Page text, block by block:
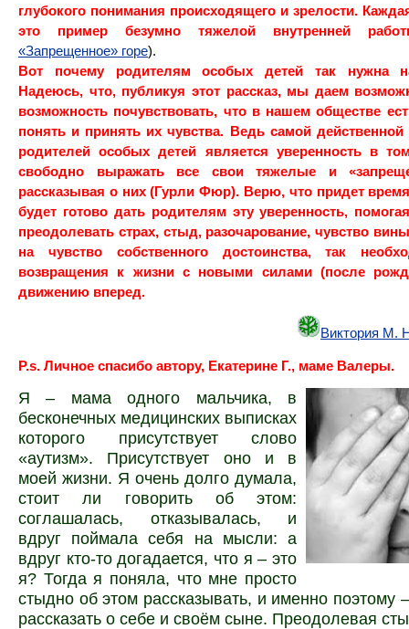
глубокого понимания происходящего и зрелости.
это пример безумно тяжелой внутренней
«Запрещенное» горе).
Вот почему родителям особых детей так нужна
Надеюсь, что, публикуя этот рассказ, мы даем
возможность почувствовать, что в нашем обществе
понять и принять их чувства. Ведь самой
родителей особых детей является уверенность в
свободно выражать все свои тяжелые и
рассказывая о них (Гурли Фюр). Верю, что придет
будет готово дать родителям эту уверенность,
преодолевать страх, стыд, разочарование, чувство
на чувство собственного достоинства, так
возвращения к жизни с новыми силами (после
движению вперед.
Виктория М.
P.s. Личное спасибо автору, Екатерине Г., маме Валеры.
Я – мама одного мальчика, в
бесконечных медицинских выписках
которого присутствует слово
«аутизм». Присутствует оно и в
моей жизни. Я очень долго думала,
стоит ли говорить об этом:
соглашалась, отказывалась, и
вдруг поймала себя на мысли: а
вдруг кто-то догадается, что я – это
я? Тогда я поняла, что мне просто
стыдно об этом рассказывать, и именно поэтому
рассказать о себе и своём сыне. Преодолевая